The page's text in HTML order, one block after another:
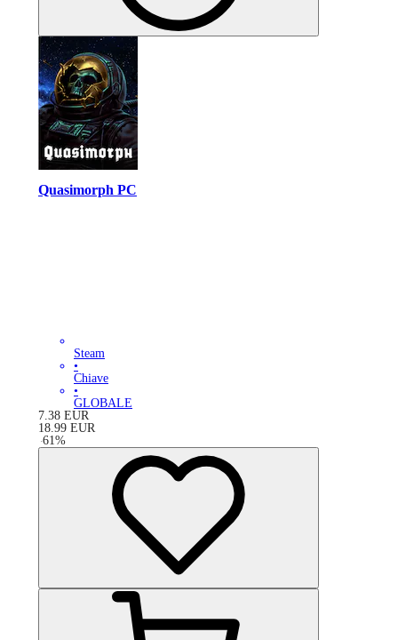
Quasimorph PC
Steam
•
Chiave
•
GLOBALE
7.38 EUR
18.99 EUR
-61 %